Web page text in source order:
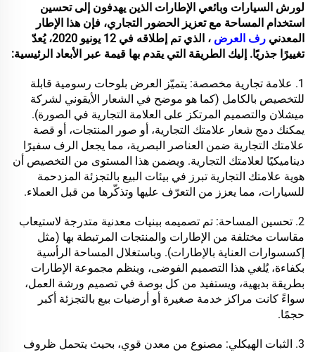
لورش السيارات وبائعي الإطارات الذين يهدفون إلى تحسين
استخدام المساحة مع تعزيز الحضور التجاري، فإن هذا الإطار
المعدني رف العرض
، الذي تم إطلاقه في 12 يونيو 2020، يُعدّ
تغييرًا جذريًا. إليك الطريقة التي يقدم بها قيمة عبر الأبعاد الرئيسية:
1. علامة تجارية مخصصة: يتميّز العرض بلوحات رسومية قابلة
للتخصيص بالكامل (كما هو موضح في الشعار الأيقوني لشركة
ميشلان والتصميم المرتكز على العلامة التجارية في الصورة).
يمكنك دمج شعار علامتك التجارية، أو صور المنتجات، أو قصة
علامتك التجارية ضمن العناصر البصرية، مما يجعل الرف سفيرًا
ديناميكيًا لعلامتك التجارية. ويضمن هذا المستوى من التخصيص أن
هوية علامتك التجارية تبرز في بيئات البيع بالتجزئة المزدحمة
للسيارات، مما يعزز من التعرّف عليها وتذكّرها من قبل العملاء.
2. تحسين المساحة: تم تصميمه ببنيات معدنية متدرجة لاستيعاب
مقاسات مختلفة من الإطارات والمنتجات المرتبطة بها (مثل
إكسسوارات العناية بالإطارات). وباستغلال المساحة الرأسية
بكفاءة، يُلغي هذا التصميم الفوضى، وينظم مجموعة الإطارات
بطريقة بديهية، ويستفيد من كل بوصة في تصميم ورشة العمل،
سواءً كانت مراكز خدمة صغيرة أو أرضيات بيع بالتجزئة أكبر
حجمًا.
3. الثبات الهيكلي: مصنوع من معدن قوي، بحيث يتحمل ظروف